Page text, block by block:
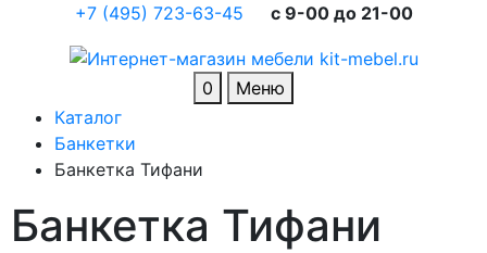
+7 (495) 723-63-45 c 9-00 до 21-00
0
Меню
Каталог
Банкетки
Банкетка Тифани
Банкетка Тифани